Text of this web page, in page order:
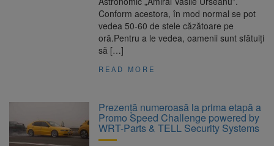
Conform acestora, în mod normal se pot
vedea 50-60 de stele căzătoare pe
oră.Pentru a le vedea, oamenii sunt sfătuiți
să […]
READ MORE
Prezență numeroasă la prima etapă a
Promo Speed Challenge powered by
WRT-Parts & TELL Security Systems